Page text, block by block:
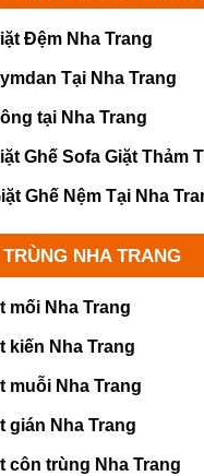
Đệm Nha Trang
Tại Nha Trang
tại Nha Trang
Ghế Sofa Giặt Thảm
Ghế Nệm Tại Nha
NHA TRANG
mối Nha Trang
kiến Nha Trang
muỗi Nha Trang
gián Nha Trang
côn trùng Nha Trang